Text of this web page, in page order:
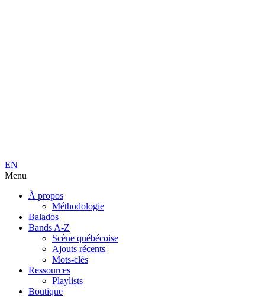
EN
Menu
À propos
Méthodologie
Balados
Bands A-Z
Scène québécoise
Ajouts récents
Mots-clés
Ressources
Playlists
Boutique